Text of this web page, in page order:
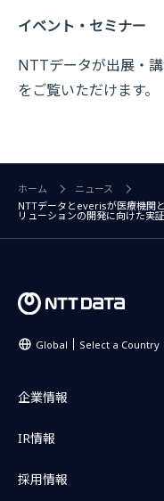
イベント・セミナー
NTTデータが出展・
をご覧いただけます。
ホーム
ニュース
NTTデータとeverisが医療機関
リューションの開発に向けた実
Global Select a Country
企業情報
IR情報
採用情報